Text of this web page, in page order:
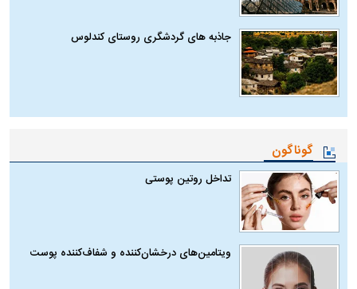
جاذبه های گردشگری روستای کندلوس
گوناگون
تداخل روتین پوستی
ویتامین‌های درخشان‌کننده و شفاف‌کننده پوست